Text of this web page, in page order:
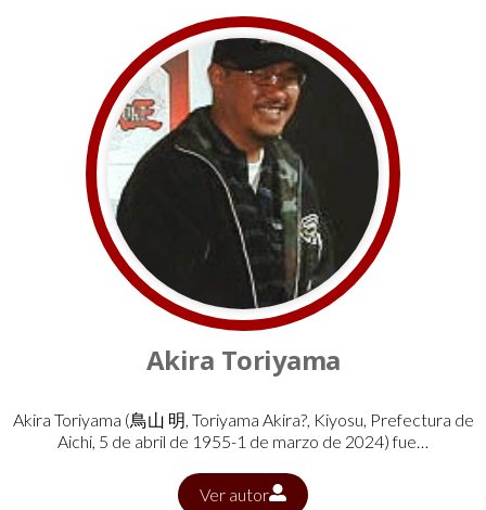
Akira Toriyama
Akira Toriyama (鳥山 明, Toriyama Akira?, Kiyosu, Prefectura de
Aichi, 5 de abril de 1955-1 de marzo de 2024) fue…
Ver autor